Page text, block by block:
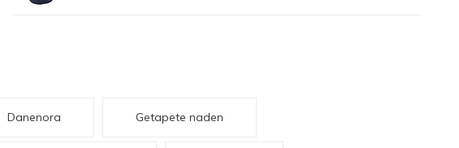
Danenora Getapete naden